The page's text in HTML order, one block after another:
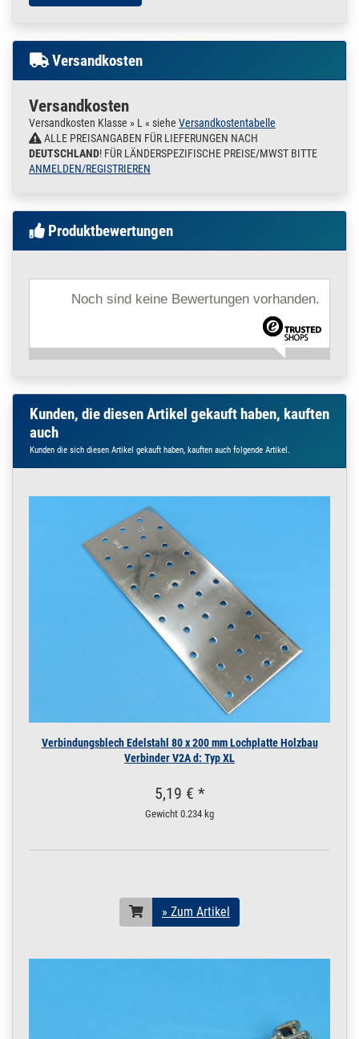
Diese sind ausschließlich für den Innenbereich geeignet, da die
Boxsack Halterung
Boxsack Halterung
Deckenhaken RUND
» Zum Artikel
Versandkosten
Versandkosten
Versandkosten Klasse » L « siehe Versandkostentabelle
ALLE PREISANGABEN FÜR LIEFERUNGEN NACH
DEUTSCHLAND! FÜR LÄNDERSPEZIFISCHE PREISE/MWST BITTE
ANMELDEN/REGISTRIEREN
Produktbewertungen
Noch sind keine Bewertungen vorhanden.
Kunden, die diesen Artikel gekauft haben, kauften
auch
Kunden die sich diesen Artikel gekauft haben, kauften auch folgende Artikel.
Verbindungsblech Edelstahl 80 x 200 mm Lochplatte Holzbau
Verbinder V2A d: Typ XL
5,19 € *
Gewicht 0.234 kg
» Zum Artikel